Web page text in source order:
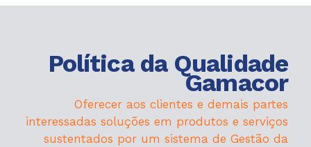
Política da Qualidade
Gamacor
Oferecer aos clientes e demais partes
interessadas soluções em produtos e serviços
sustentados por um sistema de Gestão da